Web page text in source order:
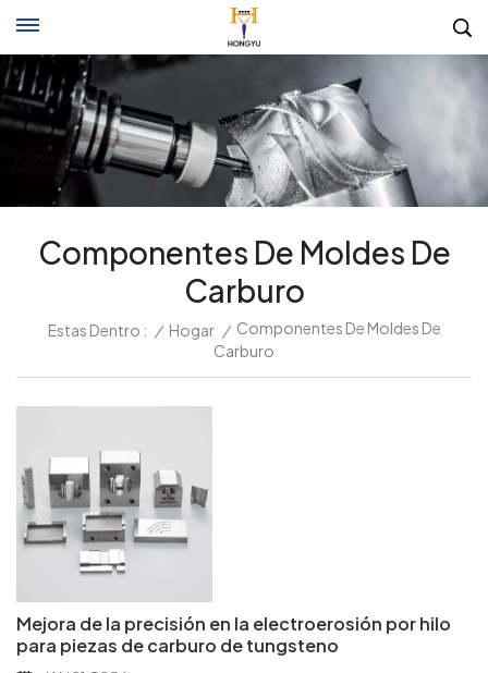
Componentes De Moldes De
Carburo
Estas Dentro : / Hogar / Componentes De Moldes De
Carburo
Mejora de la precisión en la electroerosión por hilo
para piezas de carburo de tungsteno